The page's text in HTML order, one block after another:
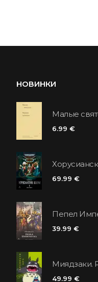
НОВИНКИ
Малые
6.99 €
69.99 €
Пепел
39.99 €
Миядзаки.
49.99 €